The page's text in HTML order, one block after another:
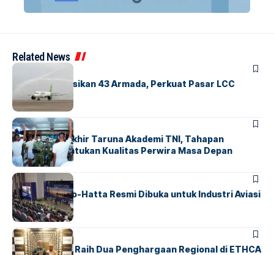
Related News
BANDARA
Citilink Operasikan 43 Armada, Perkuat Pasar LCC
Nasional
BERITA
Sidang Pantukhir Taruna Akademi TNI, Tahapan
Strategis Tentukan Kualitas Perwira Masa Depan
BANDARA BERITA
IALC Soekarno-Hatta Resmi Dibuka untuk Industri Aviasi
Dunia
BERITA
ParagonCorp Raih Dua Penghargaan Regional di ETHCA